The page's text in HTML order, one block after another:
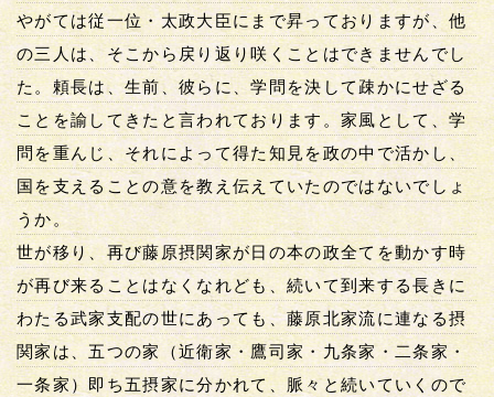
やがては従一位・太政大臣にまで昇っておりますが、他
の三人は、そこから戻り返り咲くことはできませんでし
た。頼長は、生前、彼らに、学問を決して疎かにせざる
ことを諭してきたと言われております。家風として、学
問を重んじ、それによって得た知見を政の中で活かし、
国を支えることの意を教え伝えていたのではないでしょ
うか。
世が移り、再び藤原摂関家が日の本の政全てを動かす時
が再び来ることはなくなれども、続いて到来する長きに
わたる武家支配の世にあっても、藤原北家流に連なる摂
関家は、五つの家（近衛家・鷹司家・九条家・二条家・
一条家）即ち五摂家に分かれて、脈々と続いていくので